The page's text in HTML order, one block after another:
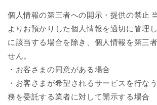
個人情報の第三者への開示・提供の禁止
よりお預かりした個人情報を適切に管理
に該当する場合を除き、個人情報を第三
せん。
・お客さまの同意がある場合
・お客さまが希望されるサービスを行な
務を委託する業者に対して開示する場合